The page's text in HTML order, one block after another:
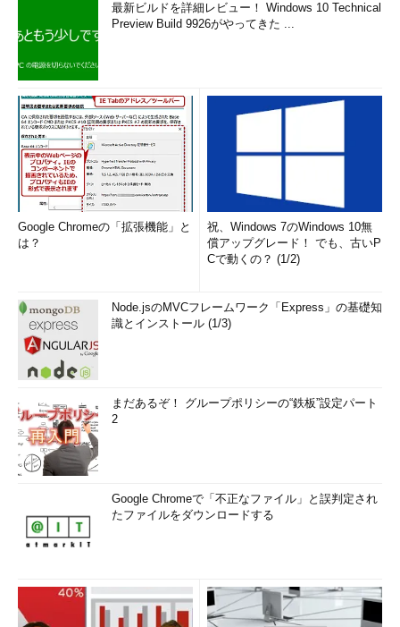
最新ビルドを詳細レビュー！ Windows 10 Technical
Preview Build 9926がやってきた ...
Google Chromeの「拡張機能」と
は？
祝、Windows 7のWindows 10無
償アップグレード！ でも、古いP
Cで動くの？ (1/2)
Node.jsのMVCフレームワーク「Express」の基礎知
識とインストール (1/3)
まだあるぞ！ グループポリシーの“鉄板”設定パート
2
Google Chromeで「不正なファイル」と誤判定され
たファイルをダウンロードする